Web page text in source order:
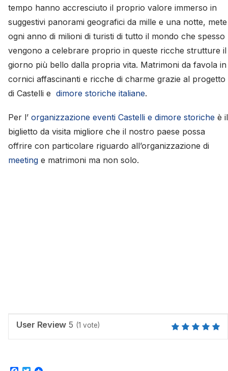
tempo hanno accresciuto il proprio valore immerso in
suggestivi panorami geografici da mille e una notte, mete
ogni anno di milioni di turisti di tutto il mondo che spesso
vengono a celebrare proprio in queste ricche strutture il
giorno più bello dalla propria vita. Matrimoni da favola in
cornici affascinanti e ricche di charme grazie al progetto
di Castelli e dimore storiche italiane.
Per l’ organizzazione eventi Castelli e dimore storiche è il
biglietto da visita migliore che il nostro paese possa
offrire con particolare riguardo all’organizzazione di
meeting e matrimoni ma non solo.
User Review 5 (1 vote)